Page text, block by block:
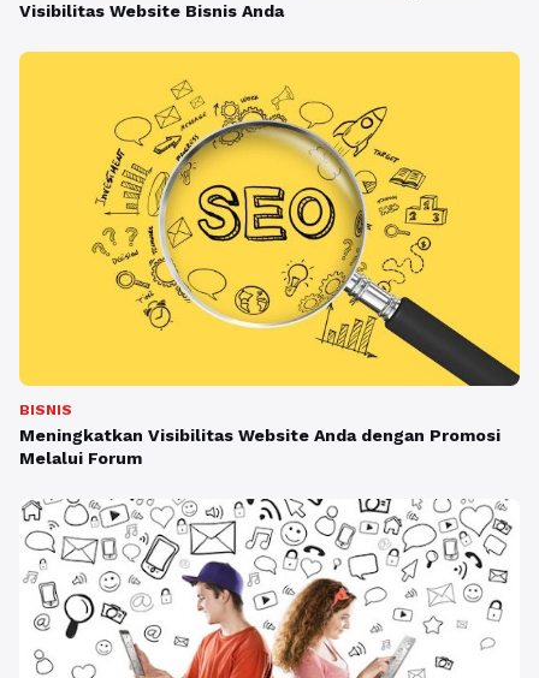
Visibilitas Website Bisnis Anda
BISNIS
Meningkatkan Visibilitas Website Anda dengan Promosi
Melalui Forum